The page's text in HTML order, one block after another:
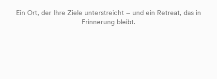
Ein Ort, der Ihre Ziele unterstreicht – und ein Retreat, das in
Erinnerung bleibt.